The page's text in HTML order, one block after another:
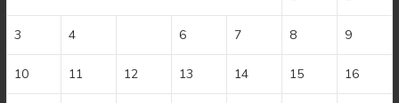
3 4 6 7 8 9
10 11 12 13 14 15 16